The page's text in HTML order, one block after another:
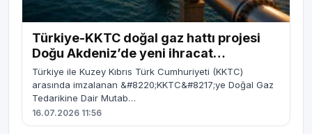
Türkiye-KKTC doğal gaz hattı projesi
Doğu Akdeniz’de yeni ihracat
seçenekleri yaratabilir
Türkiye ile Kuzey Kıbrıs Türk Cumhuriyeti (KKTC)
arasında imzalanan &#8220;KKTC&#8217;ye Doğal Gaz
Tedarikine Dair Mutab…
16.07.2026 11:56